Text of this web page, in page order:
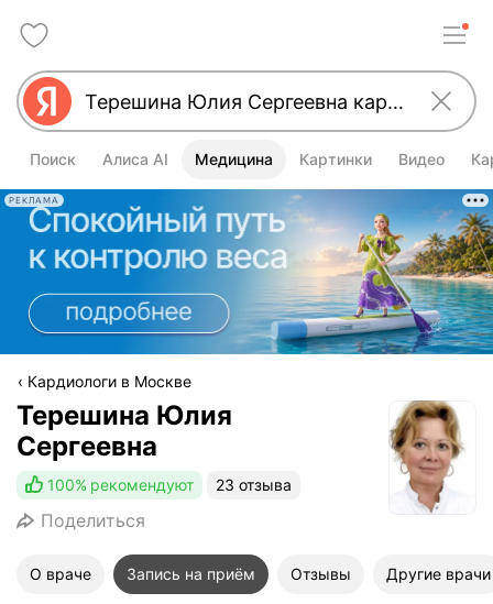
Поиск Алиса AI Медицина Картинки Видео
РЕКЛАМА
Кардиологи в Москве
Терешина Юлия
Сергеевна
100% рекомендуют 23 отзыва
Поделиться
О враче Запись на приём Отзывы Другие врачи